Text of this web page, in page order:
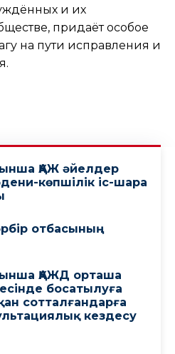
и их
придаёт особое
на пути исправления и
ҚАЖ әйелдер
көпшілік іс-шара
отбасының
ҚАЖД орташа
босатылуға
сотталғандарға
кездесу